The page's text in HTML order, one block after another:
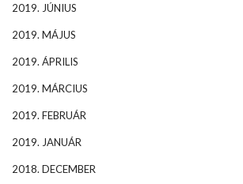
2019. JÚNIUS
2019. MÁJUS
2019. ÁPRILIS
2019. MÁRCIUS
2019. FEBRUÁR
2019. JANUÁR
2018. DECEMBER